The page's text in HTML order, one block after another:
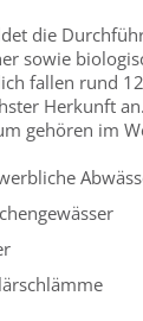
die
sowie
fallen rund
Herkunft
gehören im